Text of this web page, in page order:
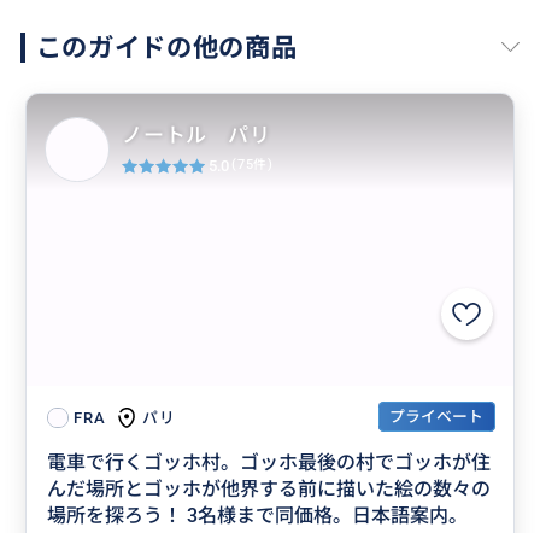
このガイドの他の商品
FRA パリ プライベート
電車で行くゴッホ村。ゴッホ最後の村でゴッホが住
んだ場所とゴッホが他界する前に描いた絵の数々の
場所を探ろう！ 3名様まで同価格。日本語案内。
ノートル パリ
5.0 (75件)